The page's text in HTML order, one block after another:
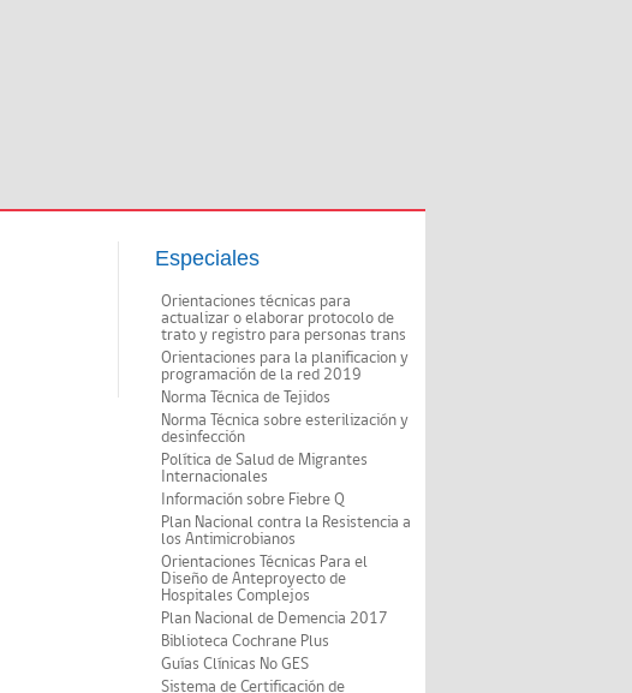
Especiales
Orientaciones técnicas para
actualizar o elaborar protocolo de
trato y registro para personas trans
Orientaciones para la planificacion y
programación de la red 2019
Norma Técnica de Tejidos
Norma Técnica sobre esterilización y
desinfección
Política de Salud de Migrantes
Internacionales
Información sobre Fiebre Q
Plan Nacional contra la Resistencia a
los Antimicrobianos
Orientaciones Técnicas Para el
Diseño de Anteproyecto de
Hospitales Complejos
Plan Nacional de Demencia 2017
Biblioteca Cochrane Plus
Guías Clínicas No GES
Sistema de Certificación de